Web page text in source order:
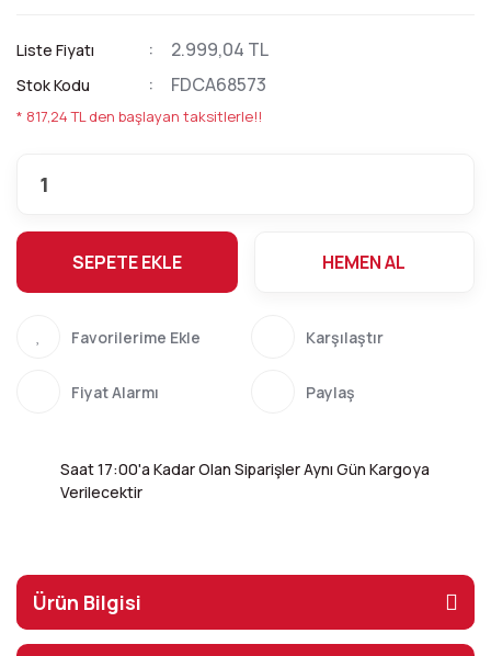
Liste Fiyatı 2.999,04 TL
Stok Kodu FDCA68573
* 817,24 TL den başlayan taksitlerle!!
SEPETE EKLE HEMEN AL
Karşılaştır
Fiyat Alarmı Paylaş
Saat 17:00'a Kadar Olan Siparişler Aynı Gün Kargoya
Verilecektir
Ürün Bilgisi